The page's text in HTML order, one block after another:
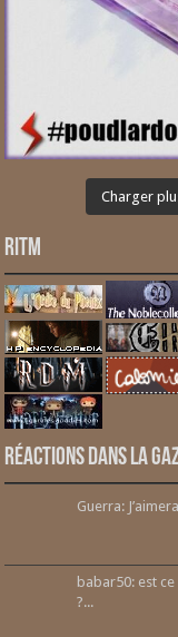
Charger
RITM
Réactions dans la
Guerra:
babar50: est
?...